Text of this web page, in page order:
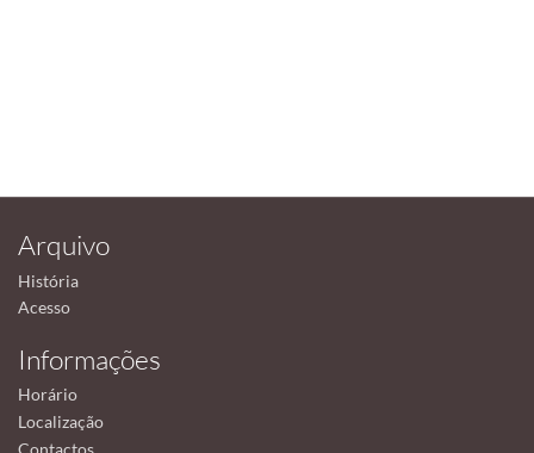
Arquivo
História
Acesso
Informações
Horário
Localização
Contactos